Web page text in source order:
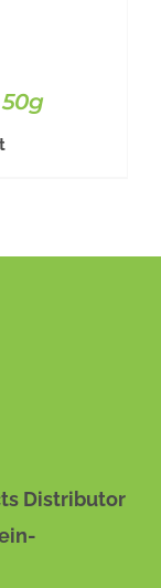
Distributor